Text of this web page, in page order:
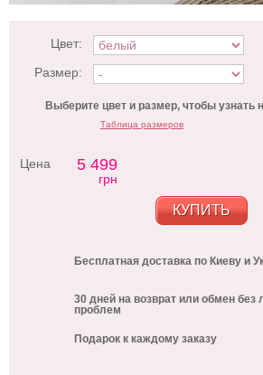
Цвет:
Размер:
Выберите цвет и размер, чтобы узнать
Таблица размеров
Цена 5 499
грн
КУПИТЬ
Бесплатная доставка по Киеву и
30 дней на возврат или обмен без
проблем
Подарок к каждому заказу